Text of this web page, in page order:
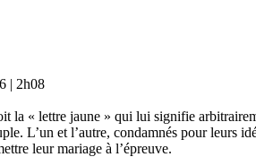
| 2h08
la « lettre jaune » qui lui signifie
L’un et l’autre, condamnés pour leurs
leur mariage à l’épreuve.